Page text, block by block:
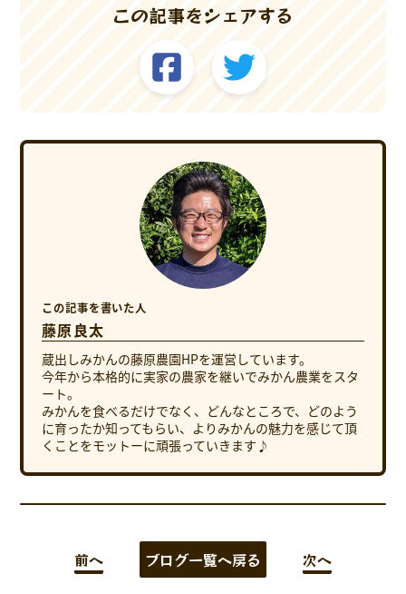
この記事をシェアする
この記事を書いた人
藤原良太
蔵出しみかんの藤原農園HPを運営しています。
今年から本格的に実家の農家を継いでみかん農業をスタ
ート。
みかんを食べるだけでなく、どんなところで、どのよう
に育ったか知ってもらい、よりみかんの魅力を感じて頂
くことをモットーに頑張っていきます♪
前へ ブログ一覧へ戻る 次へ